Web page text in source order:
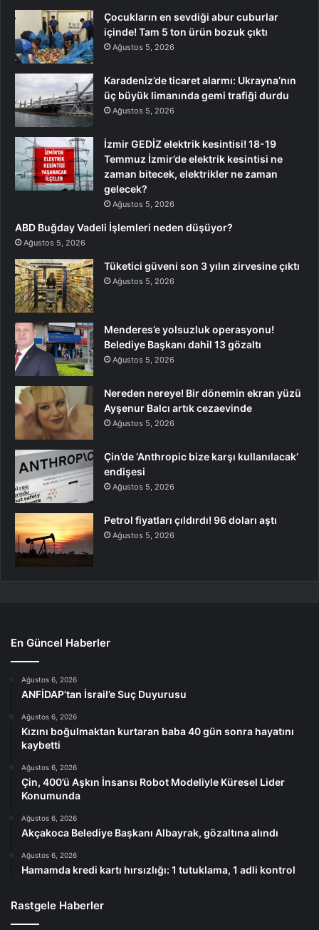
Çocukların en sevdiği abur cuburlar
içinde! Tam 5 ton ürün bozuk çıktı
Ağustos 5, 2026
Karadeniz’de ticaret alarmı: Ukrayna’nın
üç büyük limanında gemi trafiği durdu
Ağustos 5, 2026
İzmir GEDİZ elektrik kesintisi! 18-19
Temmuz İzmir’de elektrik kesintisi ne
zaman bitecek, elektrikler ne zaman
gelecek?
Ağustos 5, 2026
ABD Buğday Vadeli İşlemleri neden düşüyor?
Ağustos 5, 2026
Tüketici güveni son 3 yılın zirvesine çıktı
Ağustos 5, 2026
Menderes’e yolsuzluk operasyonu!
Belediye Başkanı dahil 13 gözaltı
Ağustos 5, 2026
Nereden nereye! Bir dönemin ekran yüzü
Ayşenur Balcı artık cezaevinde
Ağustos 5, 2026
Çin’de ‘Anthropic bize karşı kullanılacak’
endişesi
Ağustos 5, 2026
Petrol fiyatları çıldırdı! 96 doları aştı
Ağustos 5, 2026
En Güncel Haberler
Ağustos 6, 2026
ANFİDAP’tan İsrail’e Suç Duyurusu
Ağustos 6, 2026
Kızını boğulmaktan kurtaran baba 40 gün sonra hayatını
kaybetti
Ağustos 6, 2026
Çin, 400’ü Aşkın İnsansı Robot Modeliyle Küresel Lider
Konumunda
Ağustos 6, 2026
Akçakoca Belediye Başkanı Albayrak, gözaltına alındı
Ağustos 6, 2026
Hamamda kredi kartı hırsızlığı: 1 tutuklama, 1 adli kontrol
Rastgele Haberler